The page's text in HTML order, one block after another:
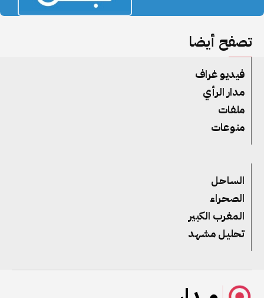
تصفح أيضا
فيديو غراف
مدار الرأي
ملفات
منوعات
الساحل
الصحراء
المغرب الكبير
تحليل مشهد